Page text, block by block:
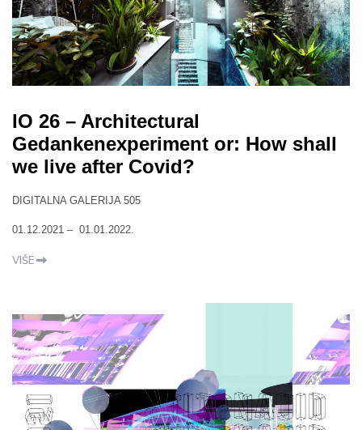
IO 26 – Architectural
Gedankenexperiment or: How shall
we live after Covid?
DIGITALNA GALERIJA 505
01.12.2021 – 01.01.2022.
VIŠE